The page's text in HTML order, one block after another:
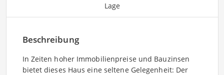
Lage
Beschreibung
In Zeiten hoher Immobilienpreise und Bauzinsen
bietet dieses Haus eine seltene Gelegenheit: Der